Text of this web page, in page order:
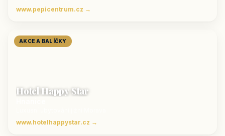
www.pepicentrum.cz →
AKCE A BALÍČKY
Hotel Happy Star
www.hotelhappystar.cz →